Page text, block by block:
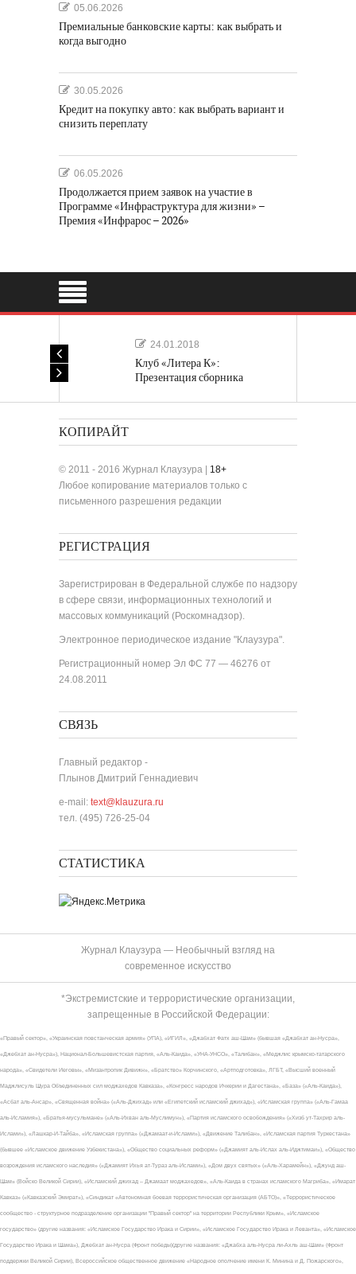
05.06.2026
Премиальные банковские карты: как выбрать и
когда выгодно
30.05.2026
Кредит на покупку авто: как выбрать вариант и
снизить переплату
06.05.2026
Продолжается прием заявок на участие в
Программе «Инфраструктура для жизни» –
Премия «Инфрарос – 2026»
24.01.2018
Клуб «Литера К»:
Презентация сборника
КОПИРАЙТ
© 2011 - 2016 Журнал Клаузура | 18+
Любое копирование материалов только с
письменного разрешения редакции
РЕГИСТРАЦИЯ
Зарегистрирован в Федеральной службе по надзору
в сфере связи, информационных технологий и
массовых коммуникаций (Роскомнадзор).
Электронное периодическое издание "Клаузура".
Регистрационный номер Эл ФС 77 — 46276 от
24.08.2011
СВЯЗЬ
Главный редактор -
Плынов Дмитрий Геннадиевич
e-mail: text@klauzura.ru
тел. (495) 726-25-04
СТАТИСТИКА
Журнал Клаузура — Необычный взгляд на
современное искусство
*Экстремистские и террористические организации,
запрещенные в Российской Федерации:
«Правый сектор», «Украинская повстанческая армия» (УПА), «ИГИЛ», «Джабхат Фатх аш-Шам» (бывшая «Джабхат ан-Нусра»,
«Джебхат ан-Нусра»), Национал-Большевистская партия, «Аль-Каида», «УНА-УНСО», «Талибан», «Меджлис крымско-татарского
народа», «Свидетели Иеговы», «Мизантропик Дивижн», «Братство» Корчинского, «Артподготовка», ЛГБТ, «Высший военный
Маджлисуль Шура Объединенных сил моджахедов Кавказа», «Конгресс народов Ичкерии и Дагестана», «База» («Аль-Каида»),
«Асбат аль-Ансар», «Священная война» («Аль-Джихад» или «Египетский исламский джихад»), «Исламская группа» («Аль-Гамаа
аль-Исламия»), «Братья-мусульмане» («Аль-Ихван аль-Муслимун»), «Партия исламского освобождения» («Хизб ут-Тахрир аль-
Ислами»), «Лашкар-И-Тайба», «Исламская группа» («Джамаат-и-Ислами»), «Движение Талибан», «Исламская партия Туркестана»
(бывшее «Исламское движение Узбекистана»), «Общество социальных реформ» («Джамият аль-Ислах аль-Иджтимаи»), «Общество
возрождения исламского наследия» («Джамият Ихья ат-Тураз аль-Ислами»), «Дом двух святых» («Аль-Харамейн»), «Джунд аш-
Шам» (Войско Великой Сирии), «Исламский джихад – Джамаат моджахедов», «Аль-Каида в странах исламского Магриба», «Имарат
Кавказ» («Кавказский Эмират»), «Синдикат «Автономная боевая террористическая организация (АБТО)», «Террористическое
сообщество - структурное подразделение организации "Правый сектор" на территории Республики Крым», «Исламское
государство» (другие названия: «Исламское Государство Ирака и Сирии», «Исламское Государство Ирака и Леванта», «Исламское
Государство Ирака и Шама»), Джебхат ан-Нусра (Фронт победы)(другие названия: «Джабха аль-Нусра ли-Ахль аш-Шам» (Фронт
поддержки Великой Сирии), Всероссийское общественное движение «Народное ополчение имени К. Минина и Д. Пожарского»,